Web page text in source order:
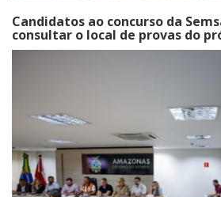
Candidatos ao concurso da
consultar o local de provas do